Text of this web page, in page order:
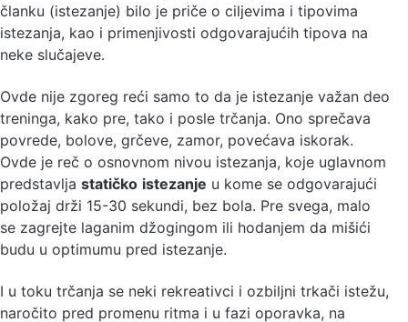
članku (istezanje) bilo je priče o ciljevima i tipovima
istezanja, kao i primenjivosti odgovarajućih tipova na
neke slučajeve.
Ovde nije zgoreg reći samo to da je istezanje važan deo
treninga, kako pre, tako i posle trčanja. Ono sprečava
povrede, bolove, grčeve, zamor, povećava iskorak.
Ovde je reč o osnovnom nivou istezanja, koje uglavnom
predstavlja statičko istezanje u kome se odgovarajući
položaj drži 15-30 sekundi, bez bola. Pre svega, malo
se zagrejte laganim džogingom ili hodanjem da mišići
budu u optimumu pred istezanje.
I u toku trčanja se neki rekreativci i ozbiljni trkači istežu,
naročito pred promenu ritma i u fazi oporavka, na